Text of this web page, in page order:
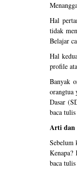
Hal
tidak
Belajar
Hal
profile
Banyak
orangtua
Dasar
baca
Arti dan
Sebelum
Kenapa?
baca